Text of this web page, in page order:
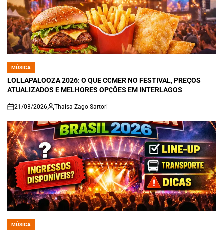
POSTED
IN
MÚSICA
LOLLAPALOOZA 2026: O QUE COMER NO FESTIVAL, PREÇOS
ATUALIZADOS E MELHORES OPÇÕES EM INTERLAGOS
on
21/03/2026 Thaisa Zago Sartori
POSTED
MÚSICA